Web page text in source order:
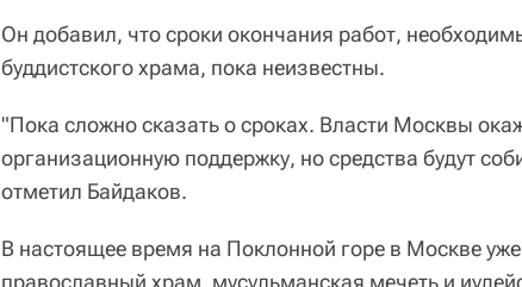
Он добавил, что сроки окончания работ,
буддистского храма, пока неизвестны.
"Пока сложно сказать о сроках. Власти Москвы
организационную поддержку, но средства будут
отметил Байдаков.
В настоящее время на Поклонной горе в Москве
православный храм, мусульманская мечеть и